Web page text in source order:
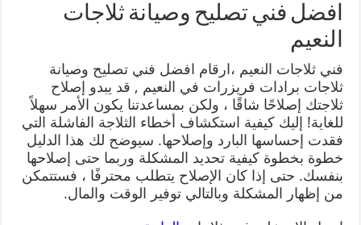
افضل فني تصليح وصيانة ثلاجات
النعيم
فني ثلاجات النعيم ،ارقام افضل فني تصليح وصيانة
ثلاجات برادات فريزرات في النعيم , قد يبدو إصلاح
ثلاجتك إصلاحًا شاقًا ، ولكن بمساعدتنا يكون الأمر سهلاً
للغاية! إليك كيفية استكشاف أخطاء الثلاجة الفاشلة التي
فقدت إحساسها البارد وإصلاحها. سيوضح لك هذا الدليل
خطوة بخطوة كيفية تحديد المشكلة وربما حتى إصلاحها
بنفسك. حتى إذا كان الإصلاح يتطلب محترفًا ، فستتمكن
من إظهار المشكلة وبالتالي توفير الوقت والمال.